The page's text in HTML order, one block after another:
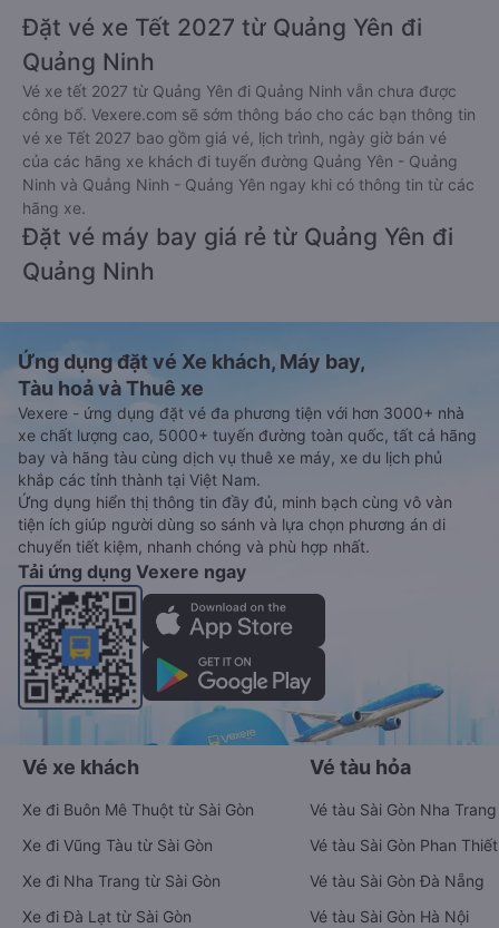
Đặt vé xe Tết 2027 từ Quảng Yên đi
Quảng Ninh
Vé xe tết 2027 từ Quảng Yên đi Quảng Ninh vẫn chưa được
công bố. Vexere.com sẽ sớm thông báo cho các bạn thông tin
vé xe Tết 2027 bao gồm giá vé, lịch trình, ngày giờ bán vé
của các hãng xe khách đi tuyến đường Quảng Yên - Quảng
Ninh và Quảng Ninh - Quảng Yên ngay khi có thông tin từ các
hãng xe.
Đặt vé máy bay giá rẻ từ Quảng Yên đi
Quảng Ninh
Ứng dụng đặt vé Xe khách, Máy bay,
Tàu hoả và Thuê xe
Vexere - ứng dụng đặt vé đa phương tiện với hơn 3000+ nhà
xe chất lượng cao, 5000+ tuyến đường toàn quốc, tất cả hãng
bay và hãng tàu cùng dịch vụ thuê xe máy, xe du lịch phủ
khắp các tỉnh thành tại Việt Nam.
Ứng dụng hiển thị thông tin đầy đủ, minh bạch cùng vô vàn
tiện ích giúp người dùng so sánh và lựa chọn phương án di
chuyển tiết kiệm, nhanh chóng và phù hợp nhất.
Tải ứng dụng Vexere ngay
Vé xe khách
Xe đi Buôn Mê Thuột từ Sài Gòn
Xe đi Vũng Tàu từ Sài Gòn
Xe đi Nha Trang từ Sài Gòn
Xe đi Đà Lạt từ Sài Gòn
Vé tàu hỏa
Vé tàu Sài Gòn Nha Trang
Vé tàu Sài Gòn Phan Thiết
Vé tàu Sài Gòn Đà Nẵng
Vé tàu Sài Gòn Hà Nội